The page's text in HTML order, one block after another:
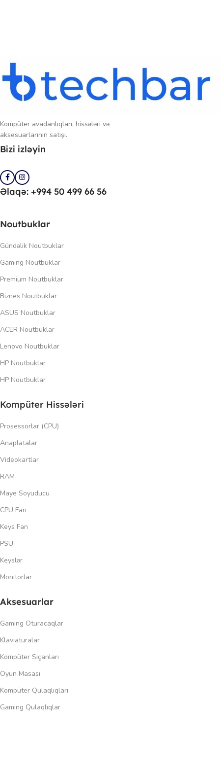
Kompüter avadanlıqları, hissələri və
aksesuarlarının satışı.
Bizi izləyin
Əlaqə: +994 50 499 66 56
Noutbuklar
Gündəlik Noutbuklar
Gaming Noutbuklar
Premium Noutbuklar
Biznes Noutbuklar
ASUS Noutbuklar
ACER Noutbuklar
Lenovo Noutbuklar
HP Noutbuklar
HP Noutbuklar
Kompüter Hissələri
Prosessorlar (CPU)
Anaplatalar
Videokartlar
RAM
Maye Soyuducu
CPU Fan
Keys Fan
PSU
Keyslər
Monitorlar
Aksesuarlar
Gaming Oturacaqlar
Klaviaturalar
Kompüter Siçanları
Oyun Masası
Kompüter Qulaqlıqları
Gaming Qulaqlıqlar